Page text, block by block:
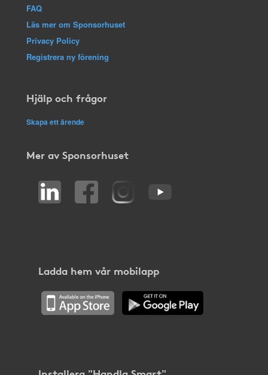
FAQ
Läs mer om Sponsorhuset
Privacy Policy
Registrera ny förening
Hjälp och frågor
Skapa ett ärende
Mer av Sponsorhuset
Ladda hem vår mobilapp